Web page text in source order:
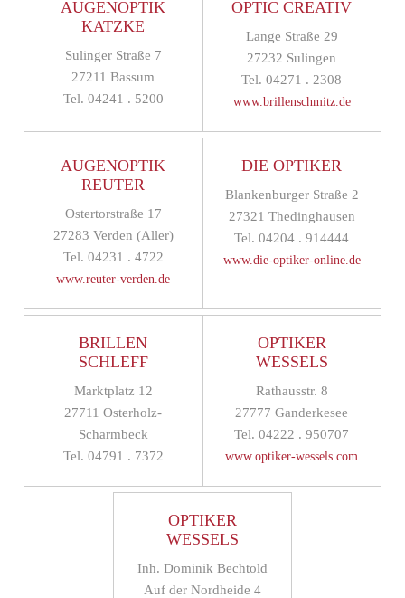
AUGENOPTIK
KATZKE
Sulinger Straße 7
27211 Bassum
Tel. 04241 . 5200
OPTIC CREATIV
Lange Straße 29
27232 Sulingen
Tel. 04271 . 2308
www.brillenschmitz.de
AUGENOPTIK
REUTER
Ostertorstraße 17
27283 Verden (Aller)
Tel. 04231 . 4722
www.reuter-verden.de
DIE OPTIKER
Blankenburger Straße 2
27321 Thedinghausen
Tel. 04204 . 914444
www.die-optiker-online.de
BRILLEN
SCHLEFF
Marktplatz 12
27711 Osterholz-
Scharmbeck
Tel. 04791 . 7372
OPTIKER
WESSELS
Rathausstr. 8
27777 Ganderkesee
Tel. 04222 . 950707
www.optiker-wessels.com
OPTIKER
WESSELS
Inh. Dominik Bechtold
Auf der Nordheide 4